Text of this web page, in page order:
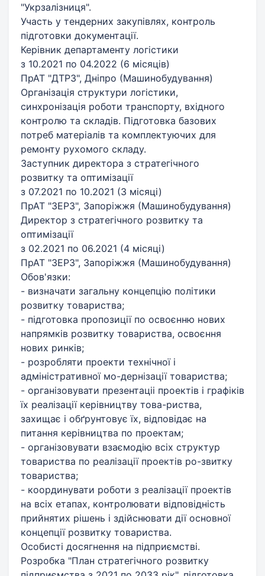
"Укрзалізниця".
Участь у тендерних закупівлях, контроль
підготовки документації.
Керівник департаменту логістики
з 10.2021 по 04.2022 (6 місяців)
ПрАТ "ДТРЗ", Дніпро (Машинобудування)
Організація структури логістики,
синхронізація роботи транспорту, вхідного
контролю та складів. Підготовка базових
потреб матеріалів та комплектуючих для
ремонту рухомого складу.
Заступник директора з стратегічного
розвитку та оптимізації
з 07.2021 по 10.2021 (3 місяці)
ПрАТ "ЗЕРЗ", Запоріжжя (Машинобудування)
Директор з стратегічного розвитку та
оптимізації
з 02.2021 по 06.2021 (4 місяці)
ПрАТ "ЗЕРЗ", Запоріжжя (Машинобудування)
Обов'язки:
- визначати загальну концепцію політики
розвитку товариства;
- підготовка пропозиції по освоєнню нових
напрямків розвитку товариства, освоєння
нових ринків;
- розробляти проекти технічної і
адміністративної мо-дернізації товариства;
- організовувати презентаціі проектів і графіків
їх реалізації керівництву това-риства,
захищає і обґрунтовує їх, відповідає на
питання керівництва по проектам;
- організовувати взаємодію всіх структур
товариства по реалізації проектів ро-звитку
товариства;
- координувати роботи з реалізації проектів
на всіх етапах, контролювати відповідність
прийнятих рішень і здійснювати дії основної
концепції розвитку товариства.
Особисті досягнення на підприємстві.
Розробка "План стратегічного розвитку